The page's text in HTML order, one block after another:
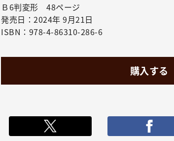
Ｂ6判変形 48ページ
発売日：2024年 9月21日
ISBN：978-4-86310-286-6
購入する